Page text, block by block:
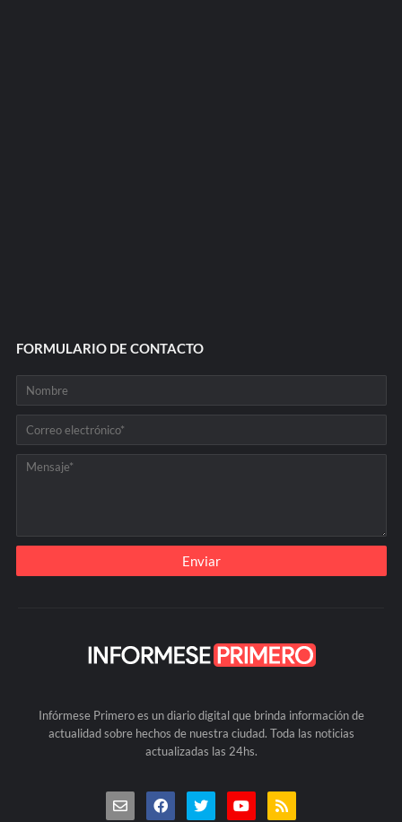
FORMULARIO DE CONTACTO
Infórmese Primero es un diario digital que brinda información de
actualidad sobre hechos de nuestra ciudad. Toda las noticias
actualizadas las 24hs.